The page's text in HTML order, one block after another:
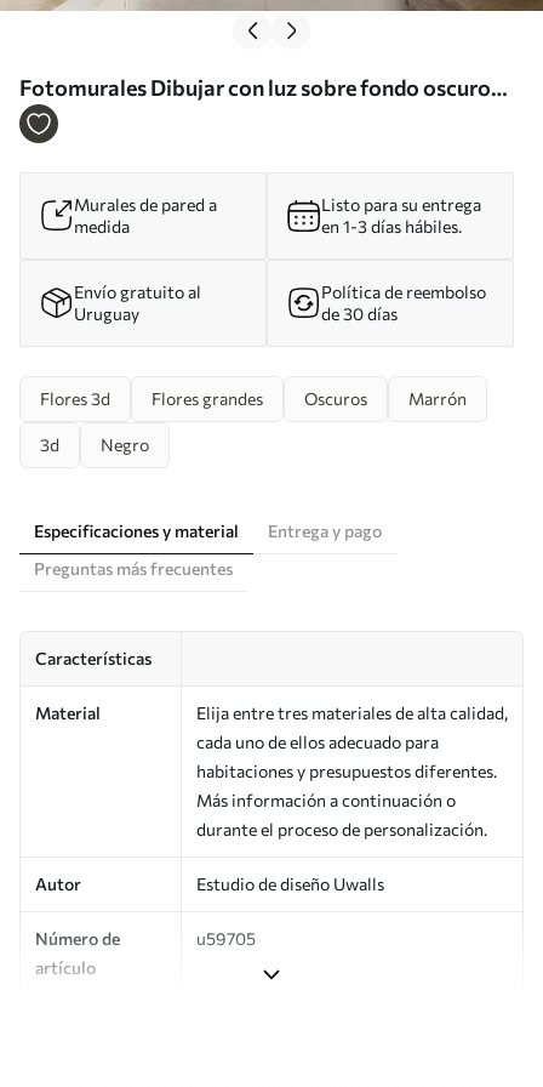
Fotomurales Dibujar con luz sobre fondo oscuro
Nr. u59705
Murales de pared a
medida
Listo para su entrega
en 1-3 días hábiles.
Envío gratuito al
Uruguay
Política de reembolso
de 30 días
Flores 3d Flores grandes Oscuros Marrón
3d Negro
Especificaciones y material
Entrega y pago
Preguntas más frecuentes
Características
Material
Elija entre tres materiales de alta calidad,
cada uno de ellos adecuado para
habitaciones y presupuestos diferentes.
Más información a continuación o
durante el proceso de personalización.
Autor Estudio de diseño Uwalls
Número de
artículo
u59705